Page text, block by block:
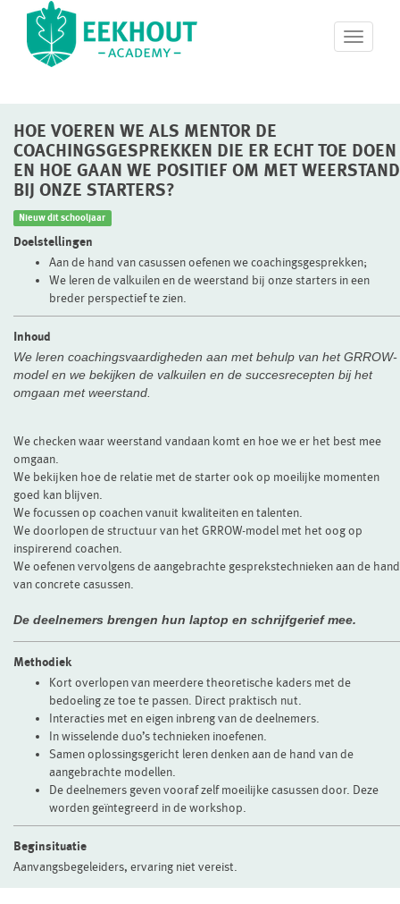
T
o
n
a
i
o
HOE VOEREN WE ALS MENTOR DE
COACHINGSGESPREKKEN DIE ER ECHT TOE DOEN
EN HOE GAAN WE POSITIEF OM MET WEERSTAND
BIJ ONZE STARTERS?
Nieuw dit schooljaar
Doelstellingen
Aan de hand van casussen oefenen we coachingsgesprekken;
We leren de valkuilen en de weerstand bij onze starters in een
breder perspectief te zien.
Inhoud
We leren coachingsvaardigheden aan met behulp van het GRROW-
model en we bekijken de valkuilen en de succesrecepten bij het
omgaan met weerstand.
We checken waar weerstand vandaan komt en hoe we er het best mee
omgaan.
We bekijken hoe de relatie met de starter ook op moeilijke momenten
goed kan blijven.
We focussen op coachen vanuit kwaliteiten en talenten.
We doorlopen de structuur van het GRROW-model met het oog op
inspirerend coachen.
We oefenen vervolgens de aangebrachte gesprekstechnieken aan de hand
van concrete casussen.
De deelnemers brengen hun laptop en schrijfgerief mee.
Methodiek
Kort overlopen van meerdere theoretische kaders met de
bedoeling ze toe te passen. Direct praktisch nut.
Interacties met en eigen inbreng van de deelnemers.
In wisselende duo’s technieken inoefenen.
Samen oplossingsgericht leren denken aan de hand van de
aangebrachte modellen.
De deelnemers geven vooraf zelf moeilijke casussen door. Deze
worden geïntegreerd in de workshop.
Beginsituatie
Aanvangsbegeleiders, ervaring niet vereist.